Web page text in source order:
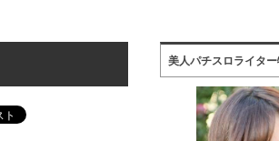
美人パチスロライター